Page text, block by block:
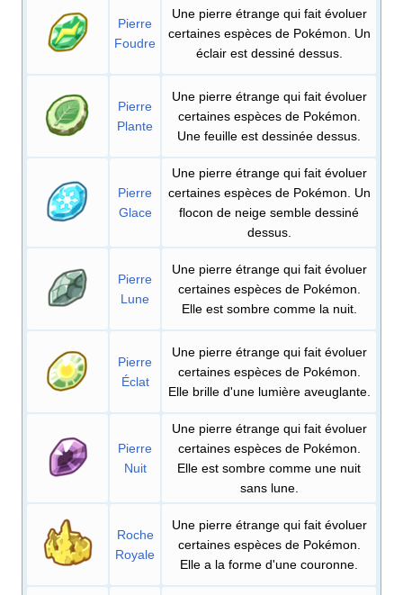
Pierre
Foudre
Une pierre étrange qui fait évoluer
certaines espèces de Pokémon. Un
éclair est dessiné dessus.
Pierre
Plante
Une pierre étrange qui fait évoluer
certaines espèces de Pokémon.
Une feuille est dessinée dessus.
Pierre
Glace
Une pierre étrange qui fait évoluer
certaines espèces de Pokémon. Un
flocon de neige semble dessiné
dessus.
Pierre
Lune
Une pierre étrange qui fait évoluer
certaines espèces de Pokémon.
Elle est sombre comme la nuit.
Pierre
Éclat
Une pierre étrange qui fait évoluer
certaines espèces de Pokémon.
Elle brille d'une lumière aveuglante.
Pierre
Nuit
Une pierre étrange qui fait évoluer
certaines espèces de Pokémon.
Elle est sombre comme une nuit
sans lune.
Roche
Royale
Une pierre étrange qui fait évoluer
certaines espèces de Pokémon.
Elle a la forme d'une couronne.